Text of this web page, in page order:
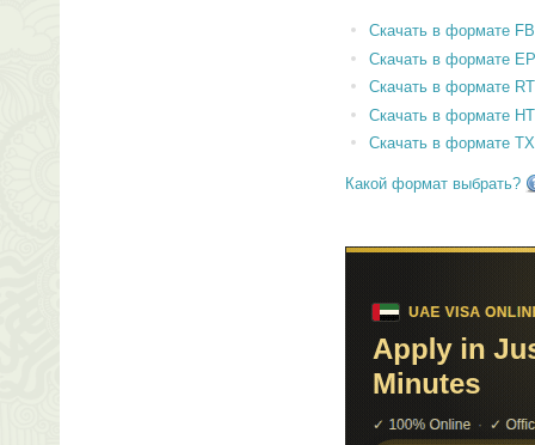
Скачать в формате
Скачать в формате
Скачать в формате
Скачать в формате
Скачать в формате
Какой формат выбрать?